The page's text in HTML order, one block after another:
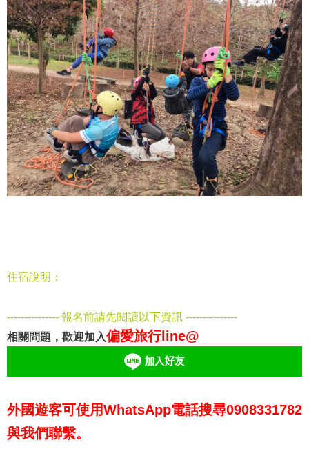
住宿說明：
--------------- 報名前請先閱讀以下資訊 ---------------
相關問題，歡迎加入偏愛旅行line@
外國遊客可使用WhatsApp電話搜尋0908331782
與我們聯繫。